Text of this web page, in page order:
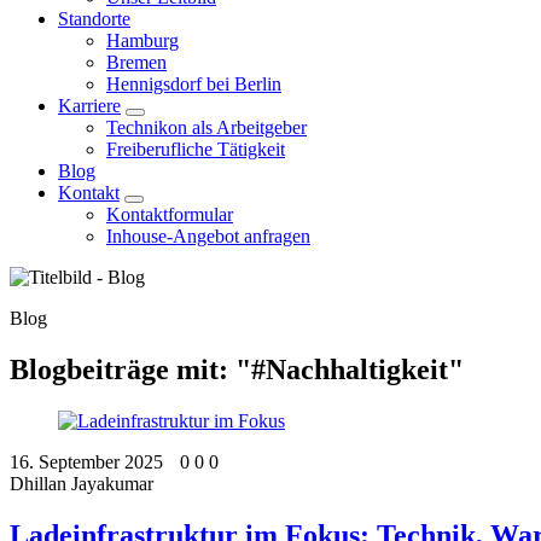
Standorte
Hamburg
Bremen
Hennigsdorf bei Berlin
Karriere
Technikon als Arbeitgeber
Freiberufliche Tätigkeit
Blog
Kontakt
Kontaktformular
Inhouse-Angebot anfragen
Blog
Blogbeiträge mit: "#Nachhaltigkeit"
16. September 2025 0 0 0
Dhillan Jayakumar
Ladeinfrastruktur im Fokus: Technik,